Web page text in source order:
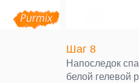
Шаг 8
Напоследок
белой гелевой